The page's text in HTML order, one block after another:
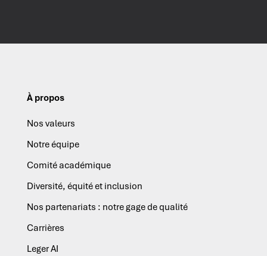
À propos
Nos valeurs
Notre équipe
Comité académique
Diversité, équité et inclusion
Nos partenariats : notre gage de qualité
Carrières
Leger AI